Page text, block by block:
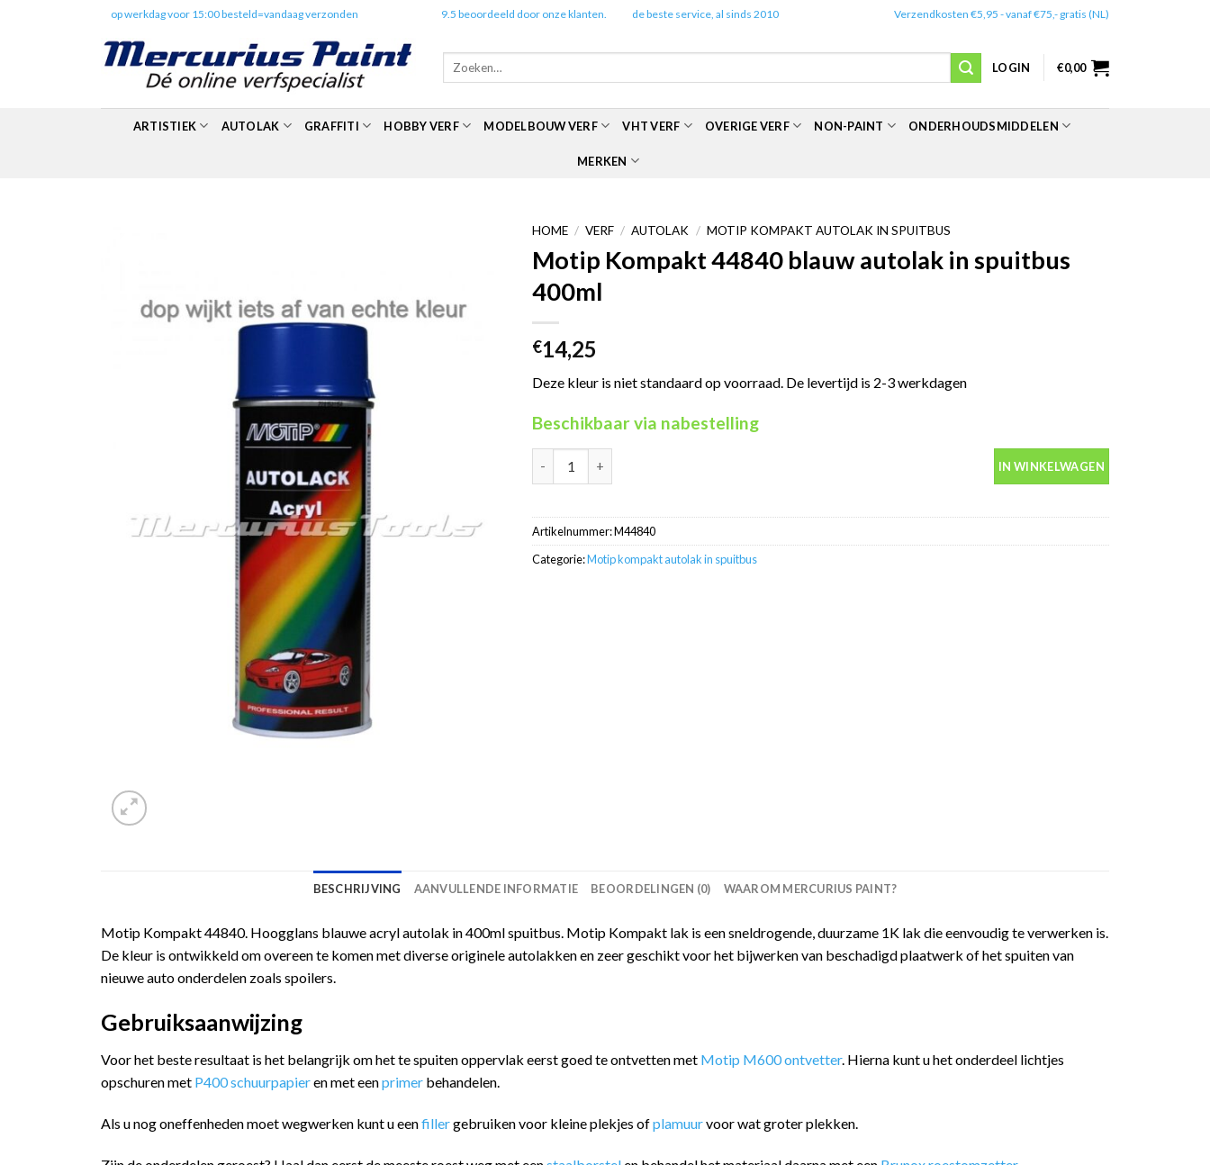
op werkdag voor 15:00 besteld=vandaag verzonden 9.5 beoordeeld door onze klanten. de beste service, al sinds 2010 Verzendkosten €5,95 - vanaf €75,- gratis (NL)
Zoeken
LOGIN €0,00
ARTISTIEK AUTOLAK GRAFFITI HOBBY VERF MODELBOUW VERF VHT VERF OVERIGE VERF NON-PAINT ONDERHOUDSMIDDELEN
MERKEN
HOME / VERF / AUTOLAK / MOTIP KOMPAKT AUTOLAK IN SPUITBUS
Motip Kompakt 44840 blauw autolak in spuitbus
400ml
€14,25
Deze kleur is niet standaard op voorraad. De levertijd is 2-3 werkdagen
Beschikbaar via nabestelling
IN WINKELWAGEN
Artikelnummer:M44840
Categorie:Motip kompakt autolak in spuitbus
BESCHRIJVING AANVULLENDE INFORMATIE BEOORDELINGEN (0) WAAROM MERCURIUS PAINT?
Motip Kompakt 44840. Hoogglans blauwe acryl autolak in 400ml spuitbus. Motip Kompakt lak is een sneldrogende, duurzame 1K lak die eenvoudig te verwerken is.
De kleur is ontwikkeld om overeen te komen met diverse originele autolakken en zeer geschikt voor het bijwerken van beschadigd plaatwerk of het spuiten van
nieuwe auto onderdelen zoals spoilers.
Gebruiksaanwijzing
Voor het beste resultaat is het belangrijk om het te spuiten oppervlak eerst goed te ontvetten met Motip M600 ontvetter. Hierna kunt u het onderdeel lichtjes
opschuren met P400 schuurpapieren met eenprimer behandelen.
Als u nog oneffenheden moet wegwerken kunt u eenfillergebruiken voor kleine plekjes ofplamuurvoor wat groter plekken.